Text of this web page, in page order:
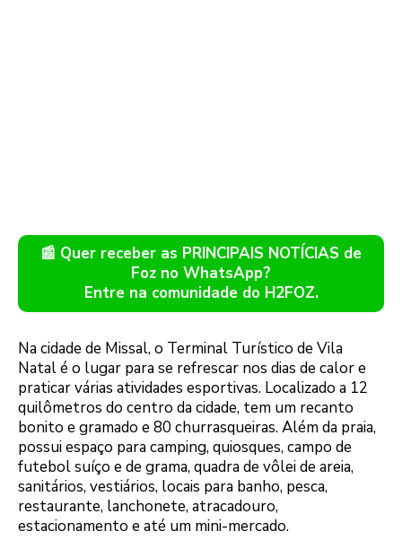
📰 Quer receber as PRINCIPAIS NOTÍCIAS de
Foz no WhatsApp?
Entre na comunidade do H2FOZ.
Na cidade de Missal, o Terminal Turístico de Vila
Natal é o lugar para se refrescar nos dias de calor e
praticar várias atividades esportivas. Localizado a 12
quilômetros do centro da cidade, tem um recanto
bonito e gramado e 80 churrasqueiras. Além da praia,
possui espaço para camping, quiosques, campo de
futebol suíço e de grama, quadra de vôlei de areia,
sanitários, vestiários, locais para banho, pesca,
restaurante, lanchonete, atracadouro,
estacionamento e até um mini-mercado.